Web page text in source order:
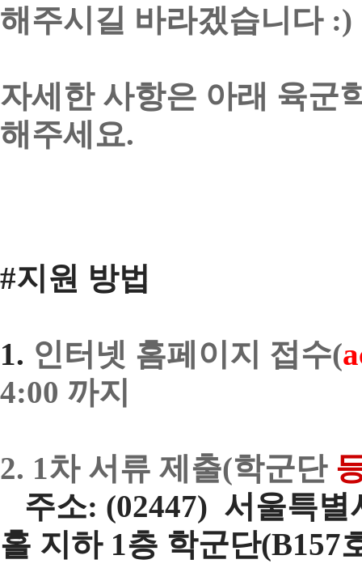
해주시길 바라겠습니다 :)
자세한 사항은 아래 육군
해주세요.
#지원 방법
1. 인터넷 홈페이지 접수(
4:00 까지
2. 1차 서류 제출(학군단
주소: (02447) 서울특별
홀 지하 1층 학군단(B157